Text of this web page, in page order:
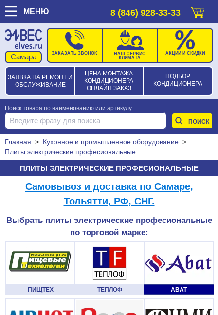
МЕНЮ 8 (846) 928-33-33
ЗАЯВКА НА РЕМОНТ И
ОБСЛУЖИВАНИЕ
ЦЕНА МОНТАЖА
КОНДИЦИОНЕРА
ОНЛАЙН ЗАКАЗ
ПОДБОР
КОНДИЦИОНЕРА
ЗАКАЗАТЬ ЗВОНОК
НАШ СЕРВИС
КЛИМАТА
АКЦИИ И СКИДКИ
Поиск товара по наименованию или артикулу
Главная > Кухонное и промышленное оборудование >
Плиты электрические професиональные
ПЛИТЫ ЭЛЕКТРИЧЕСКИЕ ПРОФЕСИОНАЛЬНЫЕ
Самовывоз и доставка по Самаре,
Тольятти, РФ, СНГ.
Выбрать плиты электрические професиональные
по торговой марке:
ПИЩТЕХ ТЕПЛОФ ABAT